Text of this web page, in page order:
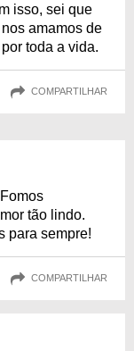
isso, sei que
amamos de
toda a vida.
COMPARTILHAR
tão lindo.
para sempre!
COMPARTILHAR